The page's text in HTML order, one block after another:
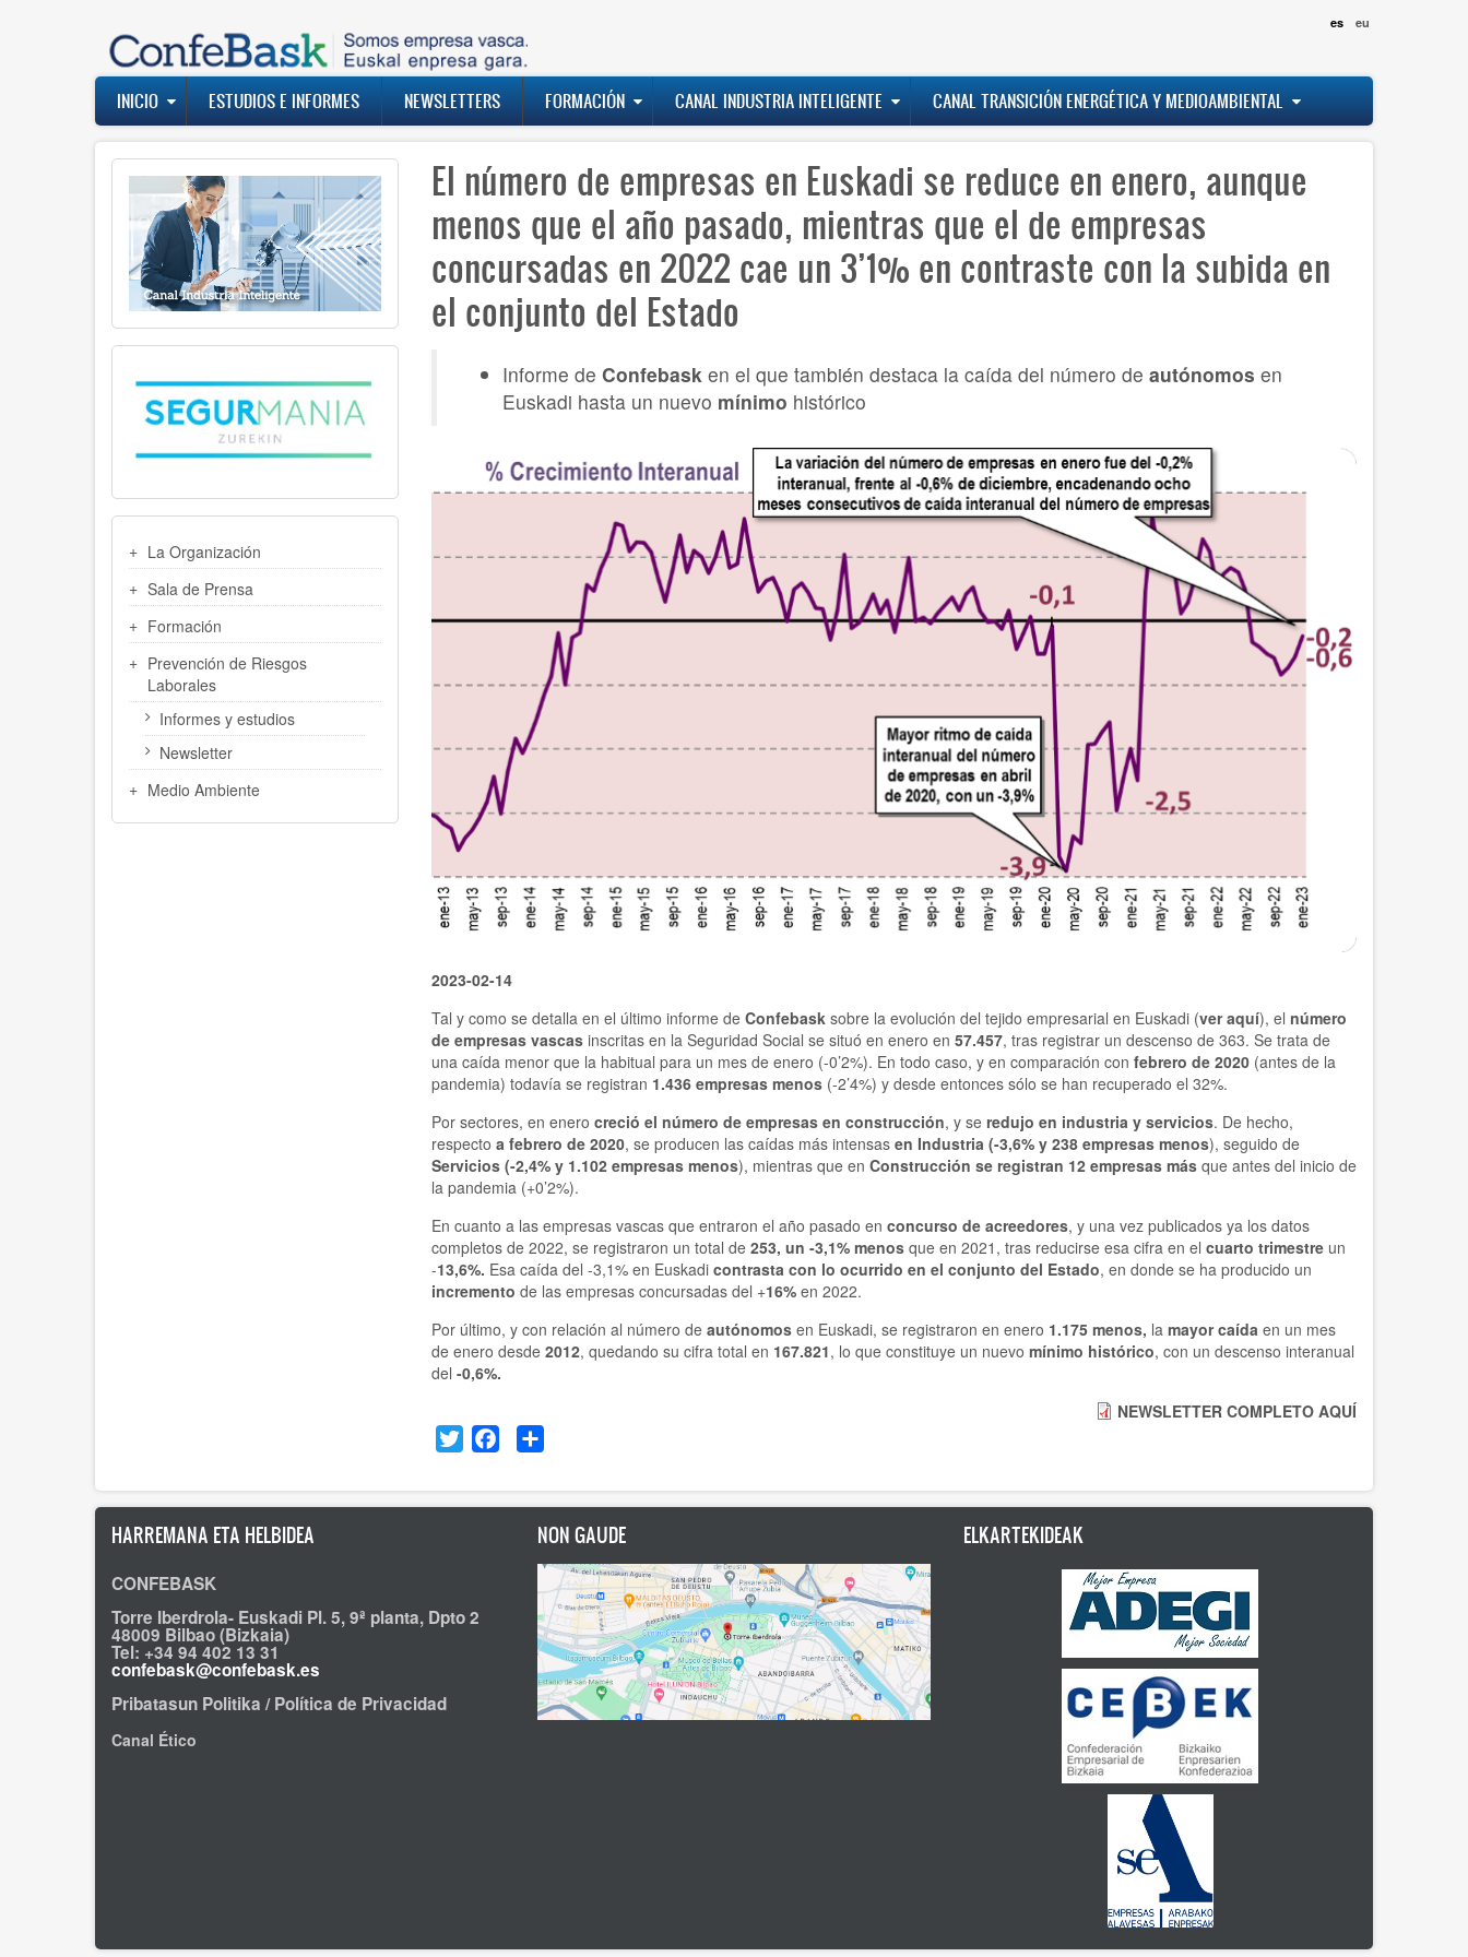
es eu
Navegación
principal
INICIO ESTUDIOS E INFORMES NEWSLETTERS FORMACIÓN CANAL INDUSTRIA INTELIGENTE CANAL TRANSICIÓN ENERGÉTICA Y MEDIOAMBIENTAL
LATERAL
La Organización
Sala de Prensa
Formación
Prevención de Riesgos
Laborales
Informes y estudios
Newsletter
Medio Ambiente
El número de empresas en Euskadi se reduce en enero, aunque
menos que el año pasado, mientras que el de empresas
concursadas en 2022 cae un 3’1% en contraste con la subida en
el conjunto del Estado
Informe de Confebasken el que también destaca la caída del número de autónomos en
Euskadi hasta un nuevo mínimo histórico
2023-02-14
Tal y como se detalla en el último informe de Confebask sobre la evolución del tejido empresarial en Euskadi (ver aquí), el número
de empresas vascasinscritas en la Seguridad Social se situó en enero en 57.457, tras registrar un descenso de 363. Se trata de
una caída menor que la habitual para un mes de enero (-0’2%). En todo caso, y en comparación con febrero de 2020(antes de la
pandemia) todavía se registran 1.436 empresas menos(-2’4%) y desde entonces sólo se han recuperado el 32%.
Por sectores, en enero creció el número de empresas en construcción, y se redujo en industria y servicios. De hecho,
respecto a febrero de 2020, se producen las caídas más intensas en Industria (-3,6% y 238 empresas menos), seguido de
Servicios (-2,4% y 1.102 empresas menos), mientras que en Construcción se registran 12 empresas másque antes del inicio de
la pandemia (+0’2%).
En cuanto a las empresas vascas que entraron el año pasado en concurso de acreedores, y una vez publicados ya los datos
completos de 2022, se registraron un total de 253, un -3,1% menosque en 2021, tras reducirse esa cifra en el cuarto trimestreun
-13,6%. Esa caída del -3,1% en Euskadi contrasta con lo ocurrido en el conjunto del Estado, en donde se ha producido un
incremento de las empresas concursadas del +16%en 2022.
Por último, y con relación al número de autónomosen Euskadi, se registraron en enero 1.175 menos, la mayor caída en un mes
de enero desde 2012, quedando su cifra total en 167.821, lo que constituye un nuevo mínimo histórico, con un descenso interanual
del -0,6%.
NEWSLETTER COMPLETO AQUÍ
TwitterFacebookShare
HARREMANA ETA HELBIDEA
CONFEBASK
Torre Iberdrola- Euskadi Pl. 5, 9ª planta, Dpto 2
48009 Bilbao (Bizkaia)
Tel: +34 94 402 13 31
confebask@confebask.es
Pribatasun Politika / Política de Privacidad
Canal Ético
NON GAUDE ELKARTEKIDEAK